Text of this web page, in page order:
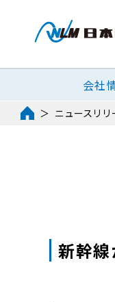
会社
ニュースリリ
新幹